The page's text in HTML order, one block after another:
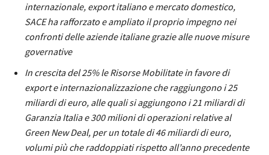
internazionale, export italiano e mercato domestico,
SACE ha rafforzato e ampliato il proprio impegno nei
confronti delle aziende italiane grazie alle nuove misure
governative
In crescita del 25% le Risorse Mobilitate in favore di
export e internazionalizzazione che raggiungono i 25
miliardi di euro, alle quali si aggiungono i 21 miliardi di
Garanzia Italia e 300 milioni di operazioni relative al
Green New Deal, per un totale di 46 miliardi di euro,
volumi più che raddoppiati rispetto all’anno precedente